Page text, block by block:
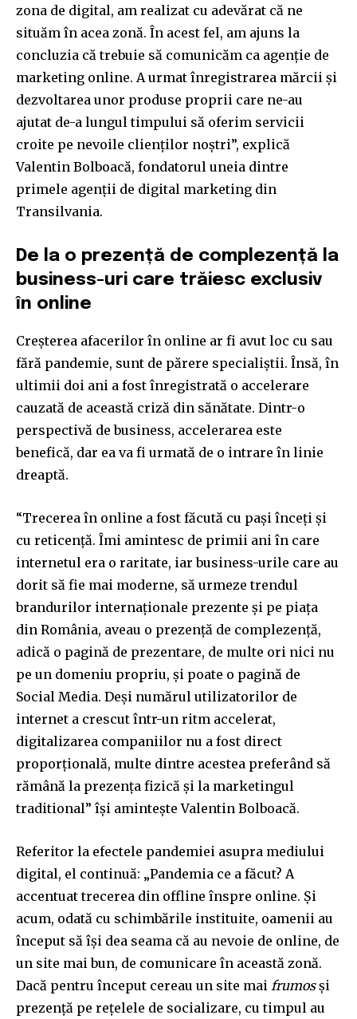
zona de digital, am realizat cu adevărat că ne
situăm în acea zonă. În acest fel, am ajuns la
concluzia că trebuie să comunicăm ca agenție de
marketing online. A urmat înregistrarea mărcii și
dezvoltarea unor produse proprii care ne-au
ajutat de-a lungul timpului să oferim servicii
croite pe nevoile clienților noștri”, explică
Valentin Bolboacă, fondatorul uneia dintre
primele agenții de digital marketing din
Transilvania.
De la o prezență de complezență la
business-uri care trăiesc exclusiv
în online
Creșterea afacerilor în online ar fi avut loc cu sau
fără pandemie, sunt de părere specialiștii. Însă, în
ultimii doi ani a fost înregistrată o accelerare
cauzată de această criză din sănătate. Dintr-o
perspectivă de business, accelerarea este
benefică, dar ea va fi urmată de o intrare în linie
dreaptă.
“Trecerea în online a fost făcută cu pași înceți și
cu reticență. Îmi amintesc de primii ani în care
internetul era o raritate, iar business-urile care au
dorit să fie mai moderne, să urmeze trendul
brandurilor internaționale prezente și pe piața
din România, aveau o prezență de complezență,
adică o pagină de prezentare, de multe ori nici nu
pe un domeniu propriu, și poate o pagină de
Social Media. Deși numărul utilizatorilor de
internet a crescut într-un ritm accelerat,
digitalizarea companiilor nu a fost direct
proporțională, multe dintre acestea preferând să
rămână la prezența fizică și la marketingul
traditional” își amintește Valentin Bolboacă.
Referitor la efectele pandemiei asupra mediului
digital, el continuă: „Pandemia ce a făcut? A
accentuat trecerea din offline înspre online. Și
acum, odată cu schimbările instituite, oamenii au
început să își dea seama că au nevoie de online, de
un site mai bun, de comunicare în această zonă.
Dacă pentru început cereau un site mai frumosși
prezență pe rețelele de socializare, cu timpul au